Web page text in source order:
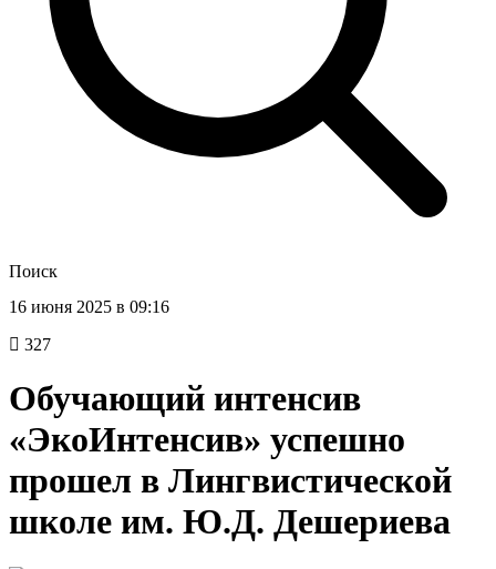
Поиск
16 июня 2025 в 09:16
327
Обучающий интенсив
«ЭкоИнтенсив» успешно
прошел в Лингвистической
школе им. Ю.Д. Дешериева